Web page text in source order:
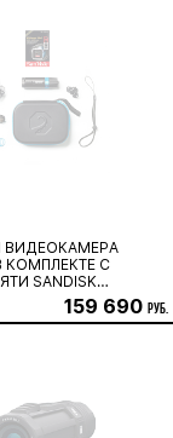
КОМПЛЕКТЕ С
SANDISK
MICROSD 64 ГБ
159 690 руб.